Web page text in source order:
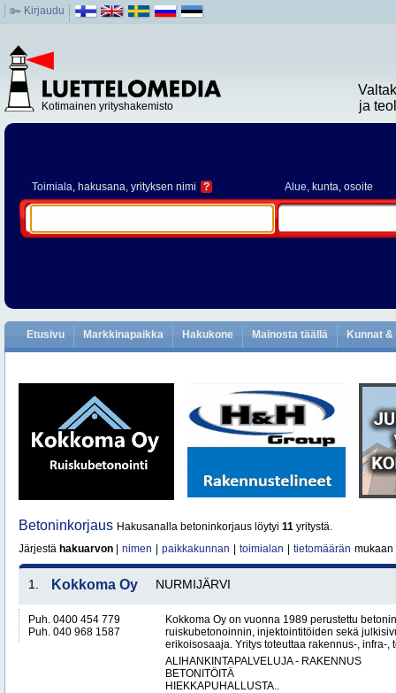
Kirjaudu
Kotimainen yrityshakemisto
ja
Toimiala, hakusana, yrityksen nimi ? Alue, kunta, osoite
Etusivu Markkinapaikka Hakukone Mainosta täällä Kunnat
Betoninkorjaus Hakusanalla betoninkorjaus löytyi 11 yritystä.
Järjestä hakuarvon nimen paikkakunnan toimialan tietomäärän mukaan
1. Kokkoma Oy NURMIJÄRVI
Puh. 0400 454 779
Puh. 040 968 1587
Kokkoma Oy on vuonna 1989 perustettu
ruiskubetonoinnin, injektointitöiden sekä
erikoisosaaja. Yritys toteuttaa rakennus-, infra-,
ALIHANKINTAPALVELUJA - RAKENNUS
BETONITÖITÄ
HIEKKAPUHALLUSTA..